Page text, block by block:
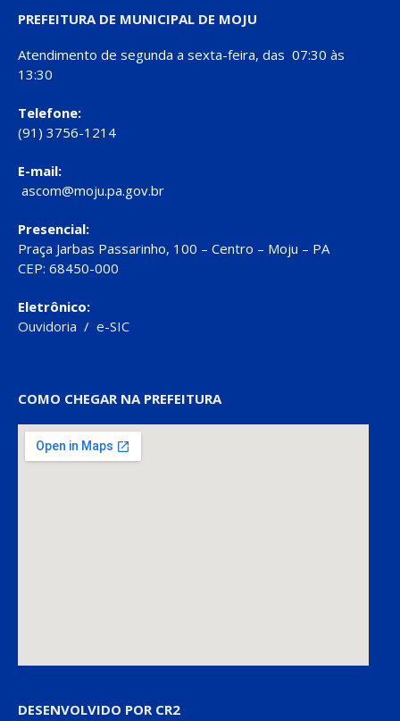
PREFEITURA DE MUNICIPAL DE MOJU
Atendimento de segunda a sexta-feira, das 07:30 às
13:30
Telefone:
(91) 3756-1214
E-mail:
ascom@moju.pa.gov.br
Presencial:
Praça Jarbas Passarinho, 100 – Centro – Moju – PA
CEP: 68450-000
Eletrônico:
Ouvidoria / e-SIC
COMO CHEGAR NA PREFEITURA
DESENVOLVIDO POR CR2